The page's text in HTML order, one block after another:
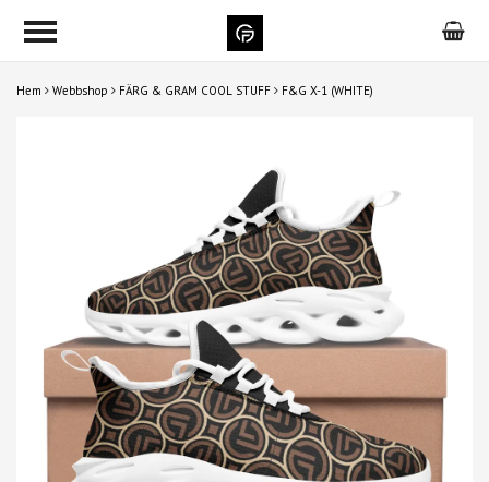
Hem Webbshop FÄRG & GRAM COOL STUFF F&G X-1 (WHITE)